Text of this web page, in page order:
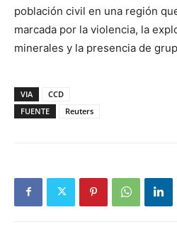
población civil en una región
marcada por la violencia, la
minerales y la presencia de
VIA
CCD
FUENTE
Reuters